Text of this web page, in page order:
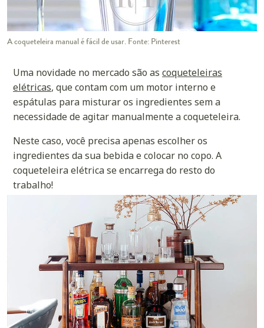
A coqueteleira manual é fácil de usar. Fonte: Pinterest
Uma novidade no mercado são as coqueteleiras
elétricas, que contam com um motor interno e
espátulas para misturar os ingredientes sem a
necessidade de agitar manualmente a coqueteleira.
Neste caso, você precisa apenas escolher os
ingredientes da sua bebida e colocar no copo. A
coqueteleira elétrica se encarrega do resto do
trabalho!